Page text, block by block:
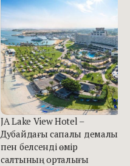
JA Lake View Hotel –
Дубайдағы сапалы демалыс
пен белсенді өмір
салтының орталығы